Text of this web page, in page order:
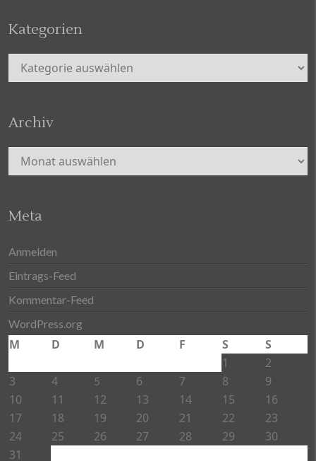
Kategorien
Kategorien
Archiv
Archiv
Meta
Anmelden
Eintrags-Feed
Kommentar-Feed
WordPress.org
M D M D F S
S
1
2
3
4 5 6 7 8
9
10
11 12 13 14 15
16
17
18 19 20 21 22
23
24
25 26 27 28 29
30
31